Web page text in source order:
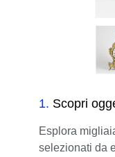
1. Scopri
Esplora
selezionati da